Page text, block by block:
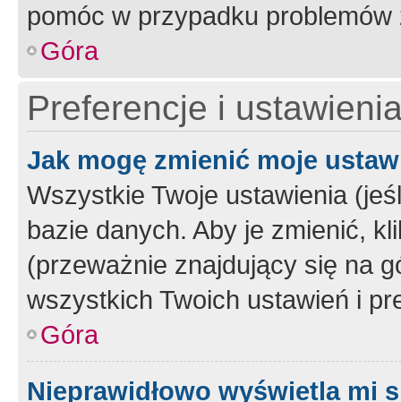
pomóc w przypadku
Góra
Preferencje i
Jak mogę zmienić moje
Wszystkie Twoje ustawienia
bazie danych. Aby je zmienić,
(przeważnie znajdujący się na
wszystkich Twoich ustawień i
Góra
Nieprawidłowo wyświetla mi